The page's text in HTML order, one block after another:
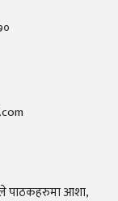
पाठकहरुमा आशा,